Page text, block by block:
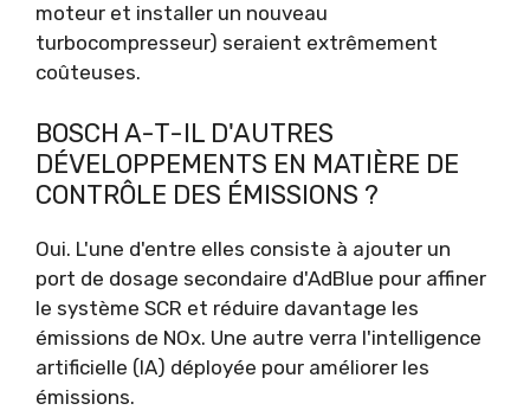
moteur et installer un nouveau
turbocompresseur) seraient extrêmement
coûteuses.
BOSCH A-T-IL D'AUTRES
DÉVELOPPEMENTS EN MATIÈRE DE
CONTRÔLE DES ÉMISSIONS ?
Oui. L'une d'entre elles consiste à ajouter un
port de dosage secondaire d'AdBlue pour affiner
le système SCR et réduire davantage les
émissions de NOx. Une autre verra l'intelligence
artificielle (IA) déployée pour améliorer les
émissions.